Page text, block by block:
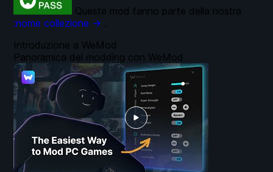
Introduzione a WeMod
Panoramica del modding con WeMod
Queste mod fanno parte della nostra
:nome collezione → .